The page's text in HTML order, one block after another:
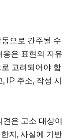
으로 간주될 수
응은 표현의 자유
고려되어야 합
IP 주소, 작성 시
은 고소 대상이
지, 사실에 기반